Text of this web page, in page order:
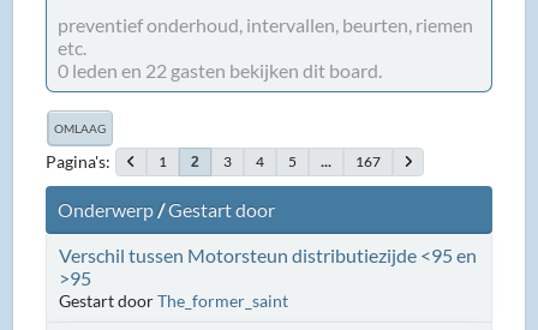
preventief onderhoud, intervallen, beurten, riemen
etc.
0 leden en 22 gasten bekijken dit board.
OMLAAG
Pagina's 1 2 3 4 5 ... 167
Onderwerp/Gestart door
Verschil tussen Motorsteun distributiezijde <95 en
>95
Gestart doorThe_former_saint